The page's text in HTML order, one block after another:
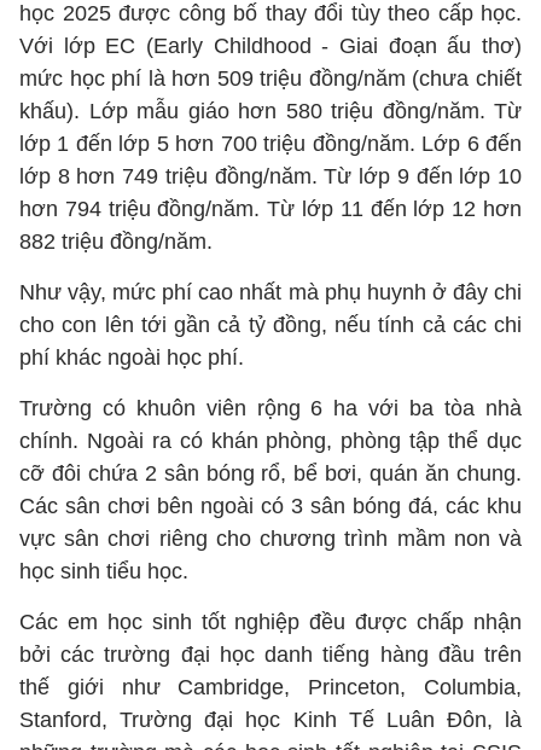
học 2025 được công bố thay đổi tùy theo cấp học.
Với lớp EC (Early Childhood - Giai đoạn ấu thơ)
mức học phí là hơn 509 triệu đồng/năm (chưa chiết
khấu). Lớp mẫu giáo hơn 580 triệu đồng/năm. Từ
lớp 1 đến lớp 5 hơn 700 triệu đồng/năm. Lớp 6 đến
lớp 8 hơn 749 triệu đồng/năm. Từ lớp 9 đến lớp 10
hơn 794 triệu đồng/năm. Từ lớp 11 đến lớp 12 hơn
882 triệu đồng/năm.
Như vậy, mức phí cao nhất mà phụ huynh ở đây chi
cho con lên tới gần cả tỷ đồng, nếu tính cả các chi
phí khác ngoài học phí.
Trường có khuôn viên rộng 6 ha với ba tòa nhà
chính. Ngoài ra có khán phòng, phòng tập thể dục
cỡ đôi chứa 2 sân bóng rổ, bể bơi, quán ăn chung.
Các sân chơi bên ngoài có 3 sân bóng đá, các khu
vực sân chơi riêng cho chương trình mầm non và
học sinh tiểu học.
Các em học sinh tốt nghiệp đều được chấp nhận
bởi các trường đại học danh tiếng hàng đầu trên
thế giới như Cambridge, Princeton, Columbia,
Stanford, Trường đại học Kinh Tế Luân Đôn, là